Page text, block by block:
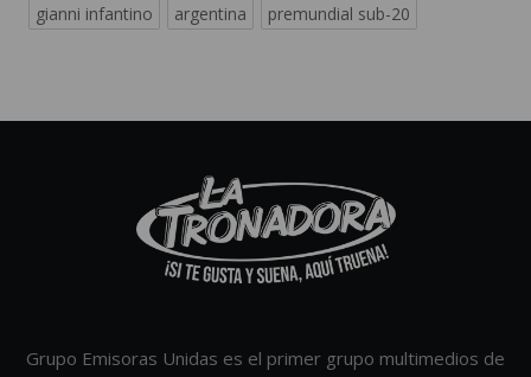
gianni infantino
argentina premundial sub-20
Grupo Emisoras Unidas es el primer grupo multimedios de